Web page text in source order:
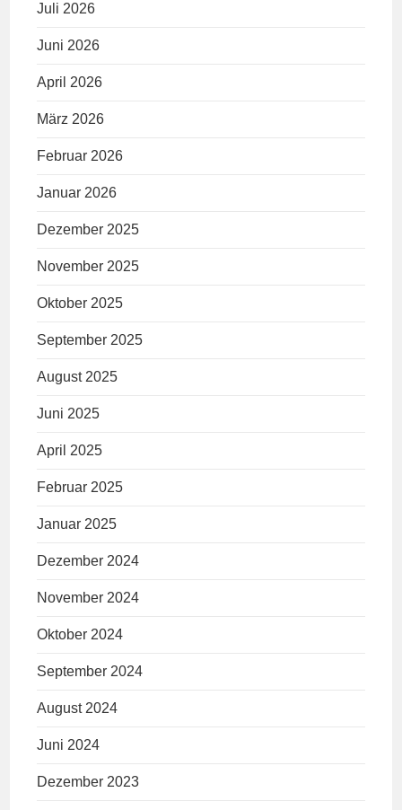
Juli 2026
Juni 2026
April 2026
März 2026
Februar 2026
Januar 2026
Dezember 2025
November 2025
Oktober 2025
September 2025
August 2025
Juni 2025
April 2025
Februar 2025
Januar 2025
Dezember 2024
November 2024
Oktober 2024
September 2024
August 2024
Juni 2024
Dezember 2023